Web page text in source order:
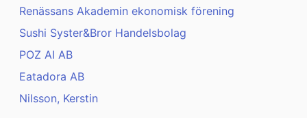
Renässans Akademin ekonomisk förening
Sushi Syster&Bror Handelsbolag
POZ AI AB
Eatadora AB
Nilsson, Kerstin